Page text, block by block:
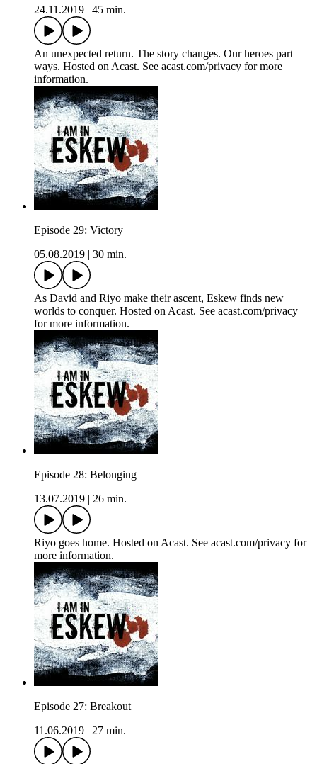
24.11.2019
45 min.
An unexpected return. The story changes. Our heroes part
ways. Hosted on Acast. See acast.com/privacy for more
information.
Episode 29: Victory
05.08.2019
30 min.
As David and Riyo make their ascent, Eskew finds new
worlds to conquer. Hosted on Acast. See acast.com/privacy
for more information.
Episode 28: Belonging
13.07.2019
26 min.
Riyo goes home. Hosted on Acast. See acast.com/privacy for
more information.
Episode 27: Breakout
11.06.2019
27 min.